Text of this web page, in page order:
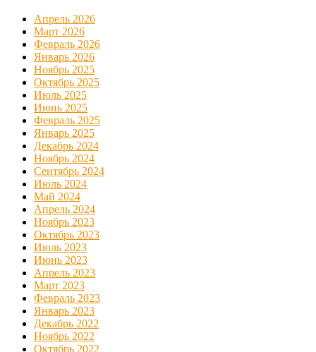
Апрель 2026
Март 2026
Февраль 2026
Январь 2026
Ноябрь 2025
Октябрь 2025
Июль 2025
Июнь 2025
Февраль 2025
Январь 2025
Декабрь 2024
Ноябрь 2024
Сентябрь 2024
Июль 2024
Май 2024
Апрель 2024
Ноябрь 2023
Октябрь 2023
Июль 2023
Июнь 2023
Апрель 2023
Март 2023
Февраль 2023
Январь 2023
Декабрь 2022
Ноябрь 2022
Октябрь 2022